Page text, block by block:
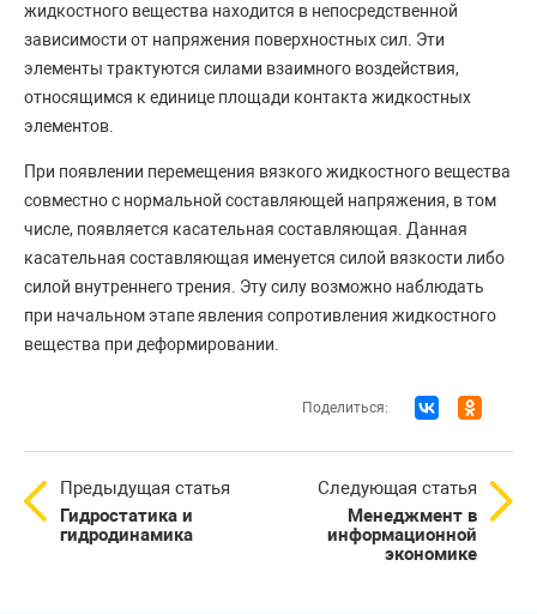
жидкостного вещества находится в непосредственной
зависимости от напряжения поверхностных сил. Эти
элементы трактуются силами взаимного воздействия,
относящимся к единице площади контакта жидкостных
элементов.
При появлении перемещения вязкого жидкостного вещества
совместно с нормальной составляющей напряжения, в том
числе, появляется касательная составляющая. Данная
касательная составляющая именуется силой вязкости либо
силой внутреннего трения. Эту силу возможно наблюдать
при начальном этапе явления сопротивления жидкостного
вещества при деформировании.
Поделиться:
Предыдущая статья
Гидростатика и
гидродинамика
Следующая статья
Менеджмент в
информационной
экономике